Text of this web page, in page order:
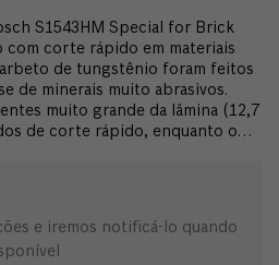
S1543HM Special for Brick
com corte rápido em materiais
de tungstênio foram feitos
de minerais muito abrasivos.
muito grande da lâmina (12,7
de corte rápido, enquanto o
do corpo com espessura
carbeto de tungstênio,
mesmo em materiais abrasivos e
Poroton, ladrilhos ocos, tijolos
e iremos notificá-lo quando